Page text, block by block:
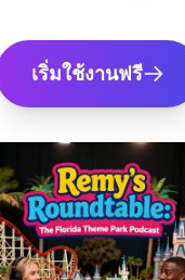
เริ่มใช้งานฟรี